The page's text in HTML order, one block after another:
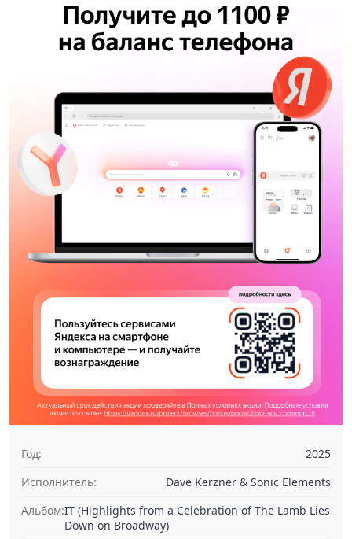
Год:
2025
Исполнитель:
Dave Kerzner & Sonic Elements
Альбом:IT (Highlights from a Celebration of The Lamb Lies
Down on Broadway)